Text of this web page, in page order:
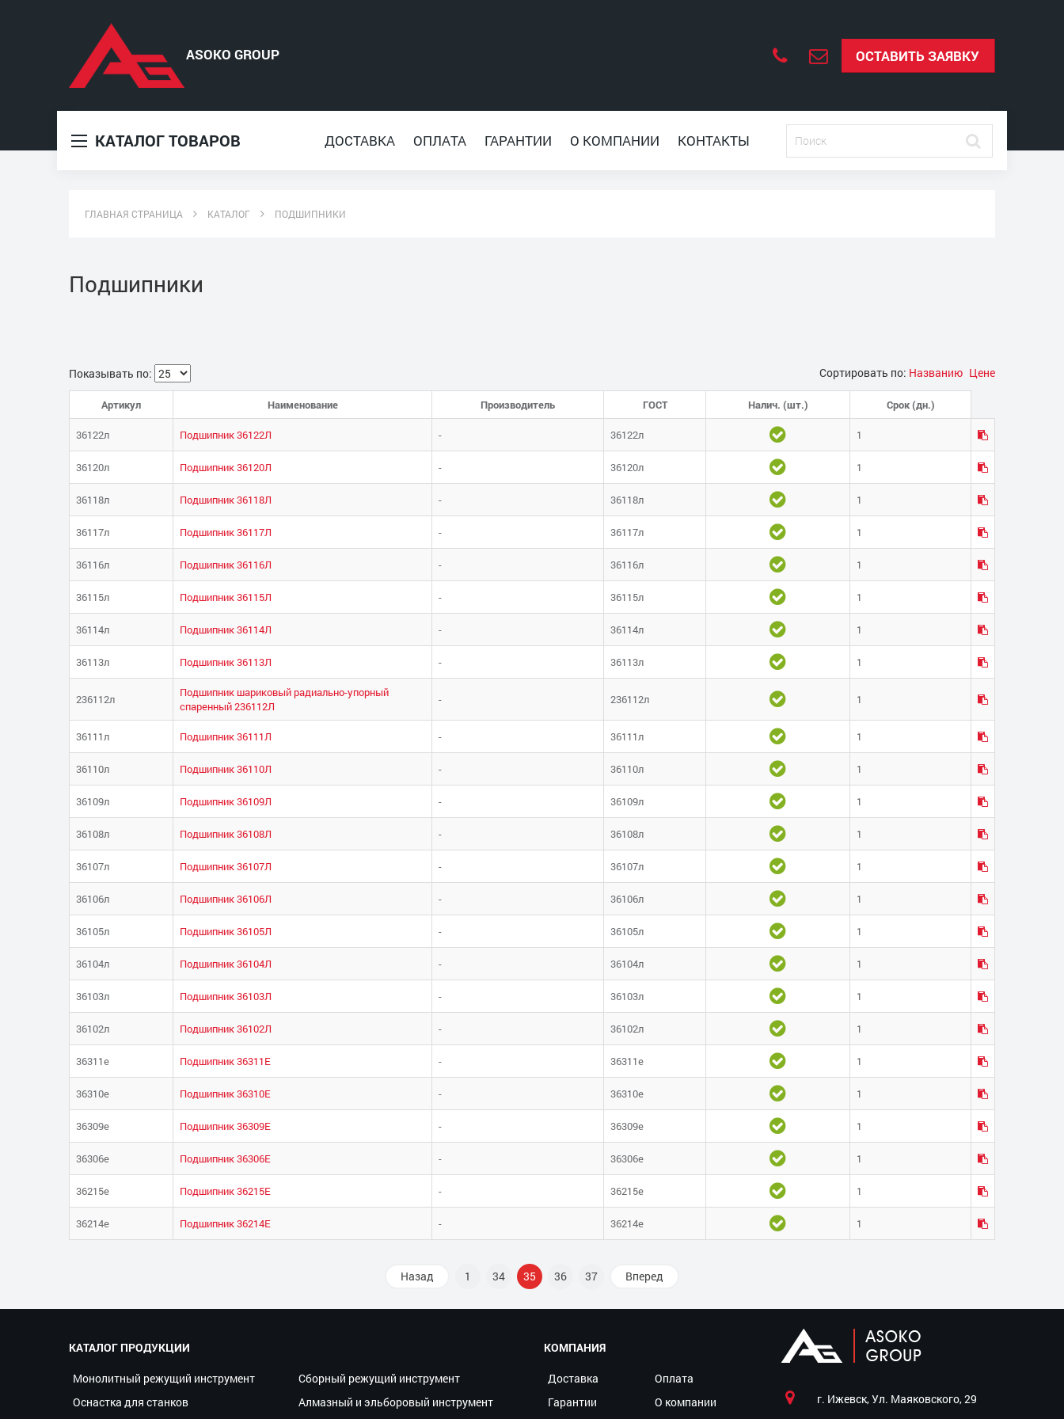
ОСТАВИТЬ ЗАЯВКУ
КАТАЛОГ ТОВАРОВ ДОСТАВКА ОПЛАТА ГАРАНТИИ О КОМПАНИИ КОНТАКТЫ
ГЛАВНАЯ СТРАНИЦА КАТАЛОГ ПОДШИПНИКИ
Подшипники
Показывать по: Сортировать по: Названию Цене
Артикул Наименование Производитель ГОСТ Налич. (шт.) Срок (дн.)
36122л Подшипник 36122Л - 36122л 1
36120л Подшипник 36120Л - 36120л 1
36118л Подшипник 36118Л - 36118л 1
36117л Подшипник 36117Л - 36117л 1
36116л Подшипник 36116Л - 36116л 1
36115л Подшипник 36115Л - 36115л 1
36114л Подшипник 36114Л - 36114л 1
36113л Подшипник 36113Л - 36113л 1
236112л
Подшипник шариковый радиально-упорный
спаренный 236112Л
- 236112л 1
36111л Подшипник 36111Л - 36111л 1
36110л Подшипник 36110Л - 36110л 1
36109л Подшипник 36109Л - 36109л 1
36108л Подшипник 36108Л - 36108л 1
36107л Подшипник 36107Л - 36107л 1
36106л Подшипник 36106Л - 36106л 1
36105л Подшипник 36105Л - 36105л 1
36104л Подшипник 36104Л - 36104л 1
36103л Подшипник 36103Л - 36103л 1
36102л Подшипник 36102Л - 36102л 1
36311е Подшипник 36311Е - 36311е 1
36310е Подшипник 36310Е - 36310е 1
36309е Подшипник 36309Е - 36309е 1
36306е Подшипник 36306Е - 36306е 1
36215е Подшипник 36215Е - 36215е 1
36214е Подшипник 36214Е - 36214е 1
Назад 1 34 35 36 37 Вперед
КАТАЛОГ ПРОДУКЦИИ
Монолитный режущий инструмент
Сборный режущий инструмент
Оснастка для станков
Алмазный и эльборовый инструмент
КОМПАНИЯ
Доставка
Оплата
Гарантии
О компании
г. Ижевск, Ул. Маяковского, 29